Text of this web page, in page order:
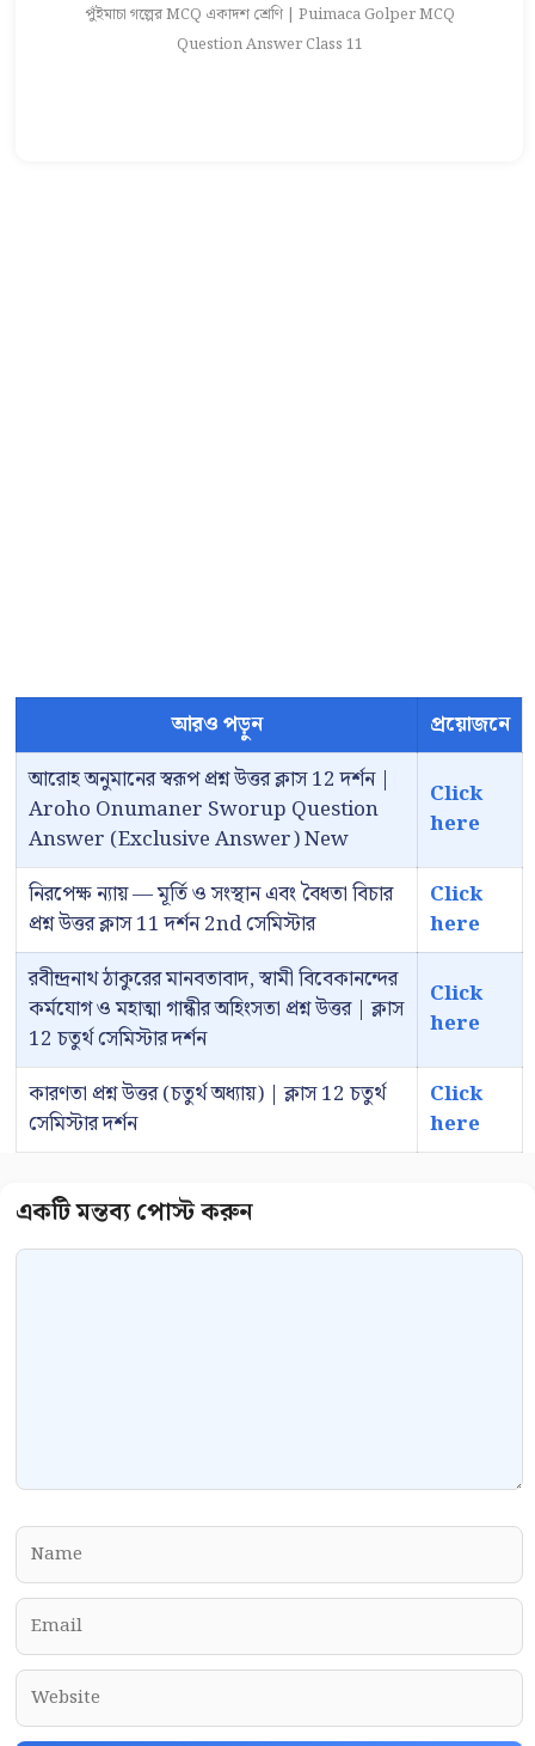
পুঁইমাচা গল্পের MCQ একাদশ শ্রেণি | Puimaca Golper MCQ
Question Answer Class 11
আরও পড়ুন
প্রয়োজনে
আরোহ অনুমানের স্বরূপ প্রশ্ন উত্তর ক্লাস 12 দর্শন |
Aroho Onumaner Sworup Question
Answer (Exclusive Answer) New
Click
here
নিরপেক্ষ ন্যায় — মূর্তি ও সংস্থান এবং বৈধতা বিচার
প্রশ্ন উত্তর ক্লাস 11 দর্শন 2nd সেমিস্টার
Click
here
রবীন্দ্রনাথ ঠাকুরের মানবতাবাদ, স্বামী বিবেকানন্দের
কর্মযোগ ও মহাত্মা গান্ধীর অহিংসতা প্রশ্ন উত্তর | ক্লাস
12 চতুর্থ সেমিস্টার দর্শন
Click
here
কারণতা প্রশ্ন উত্তর (চতুর্থ অধ্যায়) | ক্লাস 12 চতুর্থ
সেমিস্টার দর্শন
Click
here
Comment
Name
Email
Website